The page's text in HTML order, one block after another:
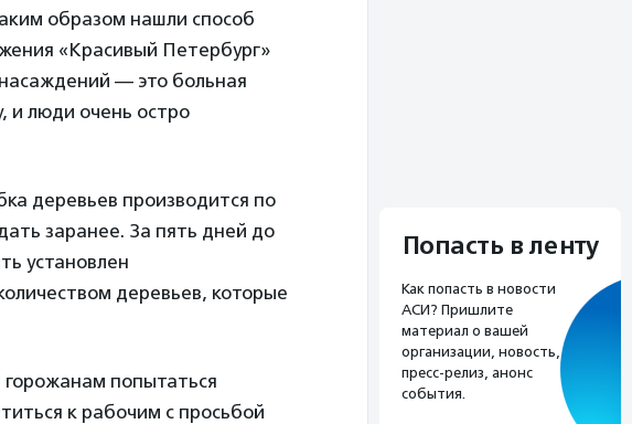
образом нашли способ
«Красивый Петербург»
— это больная
и люди очень остро
деревьев производится по
заранее. За пять дней до
установлен
деревьев, которые
попытаться
к рабочим с просьбой
Попасть в ленту
Как попасть в новости
АСИ? Пришлите
материал о вашей
организации, новость,
пресс-релиз, анонс
события.